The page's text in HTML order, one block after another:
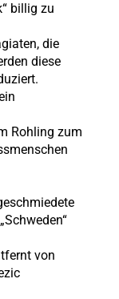
billig zu
die
diese
Rohling zum
von